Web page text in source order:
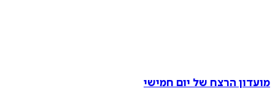
הרצח של יום חמישי